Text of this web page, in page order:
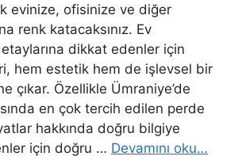
evinize, ofisinize ve diğer
renk katacaksınız. Ev
dikkat edenler için
hem estetik hem de işlevsel bir
çıkar. Özellikle Ümraniye’de
en çok tercih edilen perde
hakkında doğru bilgiye
için doğru … Devamını oku…